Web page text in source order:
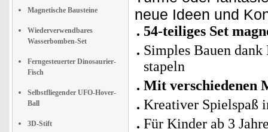
Magnetische Bausteine
Wiederverwendbares
Wasserbomben-Set
Ferngesteuerter Dinosaurier-
Fisch
Selbstfliegender UFO-Hover-
Ball
3D-Stift
neue Ideen und
54-teiliges Set
Simples Bauen
stapeln
Mit verschiedenen
Kreativer Spielspaß
Für Kinder ab 3